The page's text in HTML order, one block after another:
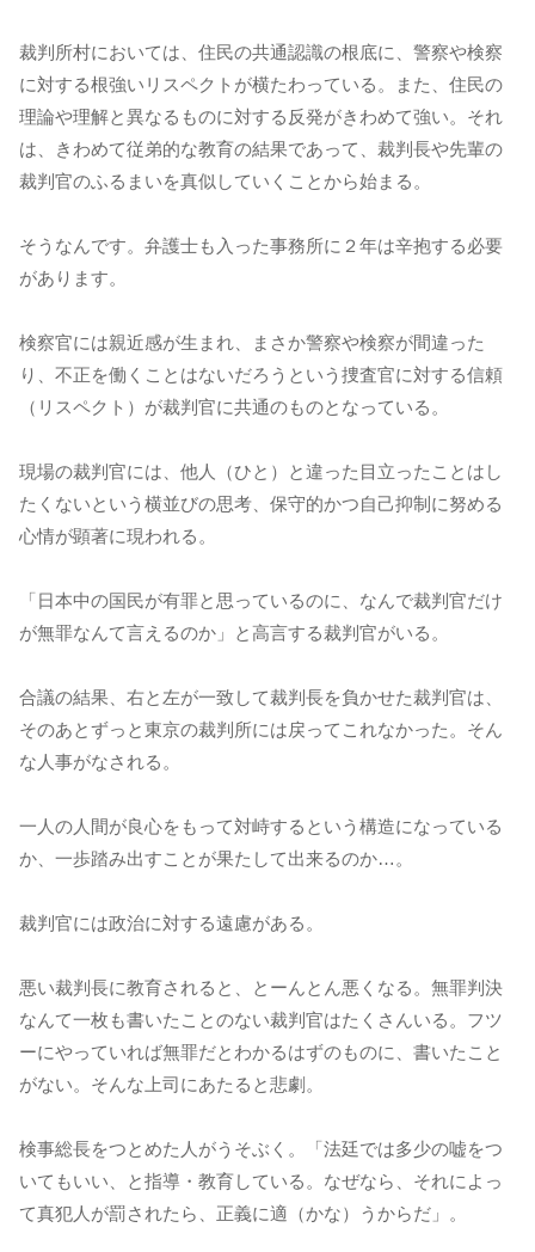
裁判所村においては、住民の共通認識の根底に、警察や検察
に対する根強いリスペクトが横たわっている。また、住民の
理論や理解と異なるものに対する反発がきわめて強い。それ
は、きわめて従弟的な教育の結果であって、裁判長や先輩の
裁判官のふるまいを真似していくことから始まる。
そうなんです。弁護士も入った事務所に２年は辛抱する必要
があります。
検察官には親近感が生まれ、まさか警察や検察が間違った
り、不正を働くことはないだろうという捜査官に対する信頼
（リスペクト）が裁判官に共通のものとなっている。
現場の裁判官には、他人（ひと）と違った目立ったことはし
たくないという横並びの思考、保守的かつ自己抑制に努める
心情が顕著に現われる。
「日本中の国民が有罪と思っているのに、なんで裁判官だけ
が無罪なんて言えるのか」と高言する裁判官がいる。
合議の結果、右と左が一致して裁判長を負かせた裁判官は、
そのあとずっと東京の裁判所には戻ってこれなかった。そん
な人事がなされる。
一人の人間が良心をもって対峙するという構造になっている
か、一歩踏み出すことが果たして出来るのか…。
裁判官には政治に対する遠慮がある。
悪い裁判長に教育されると、とーんとん悪くなる。無罪判決
なんて一枚も書いたことのない裁判官はたくさんいる。フツ
ーにやっていれば無罪だとわかるはずのものに、書いたこと
がない。そんな上司にあたると悲劇。
検事総長をつとめた人がうそぶく。「法廷では多少の嘘をつ
いてもいい、と指導・教育している。なぜなら、それによっ
て真犯人が罰されたら、正義に適（かな）うからだ」。